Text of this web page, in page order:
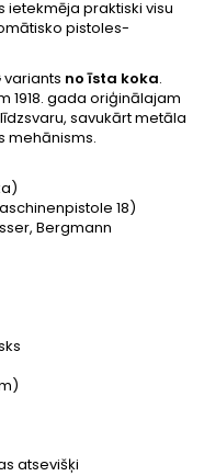
ietekmēja praktiski visu
pistoles-
variants no īsta koka.
1918. gada oriģinālajam
savukārt metāla
mehānisms.
18)
Bergmann
atsevišķi